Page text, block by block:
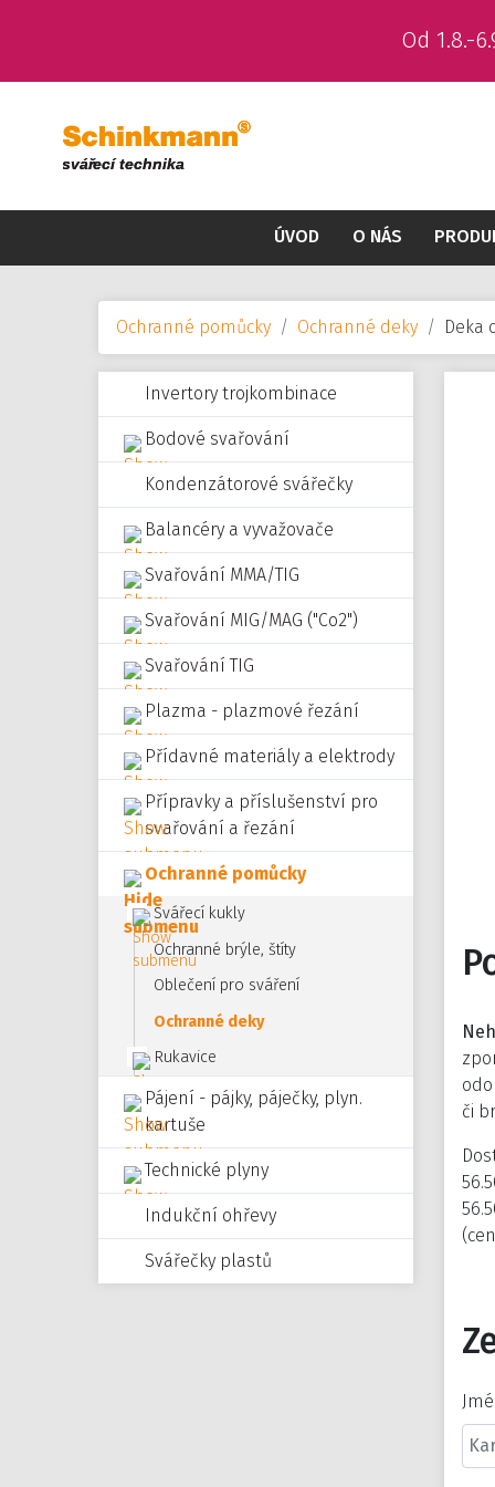
Od 1.8.-
ÚVOD O NÁS
Ochranné pomůcky Ochranné deky Deka
Invertory trojkombinace
Bodové svařování
Kondenzátorové svářečky
Balancéry a vyvažovače
Svařování MMA/TIG
Svařování MIG/MAG ("Co2")
Svařování TIG
Plazma - plazmové řezání
Přídavné materiály a elektrody
Přípravky a příslušenství pro
svařování a řezání
Ochranné pomůcky
Svářecí kukly
Ochranné brýle, štíty
Oblečení pro sváření
Ochranné deky
Rukavice
Pájení - pájky, páječky, plyn.
kartuše
Technické plyny
Indukční ohřevy
Svářečky plastů
či